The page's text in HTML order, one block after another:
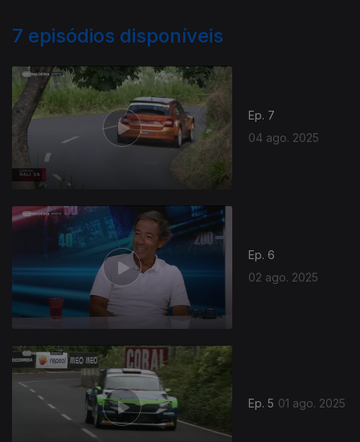
7 episódios disponíveis
Ep. 7
04 ago. 2025
Ep. 6
02 ago. 2025
Ep. 5 01 ago. 2025